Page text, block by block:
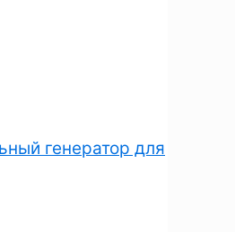
генератор для